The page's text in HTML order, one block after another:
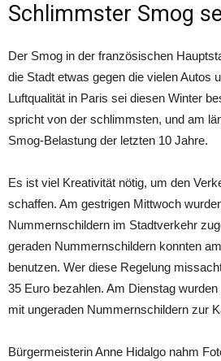
Schlimmster Smog
Der Smog in der französischen
die Stadt etwas gegen die vielen Autos
Luftqualität in Paris sei diesen Winter
spricht von der schlimmsten, und am
Smog-Belastung der letzten 10 Jahre.
Es ist viel Kreativität nötig, um den
schaffen. Am gestrigen Mittwoch
Nummernschildern im Stadtverkehr
geraden Nummernschildern konnten
benutzen. Wer diese Regelung
35 Euro bezahlen. Am Dienstag
mit ungeraden Nummernschildern zur
Bürgermeisterin Anne Hidalgo nahm